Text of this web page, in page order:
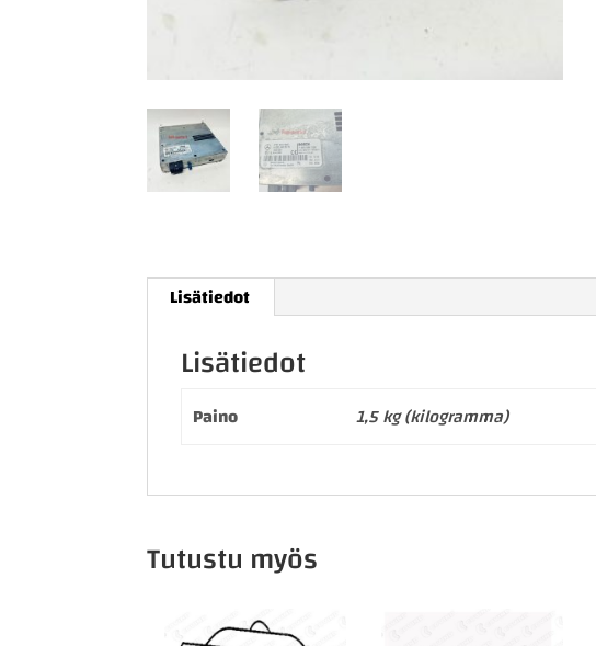
Lisätiedot
Lisätiedot
Paino 1,5 kg (kilogramma)
Tutustu myös